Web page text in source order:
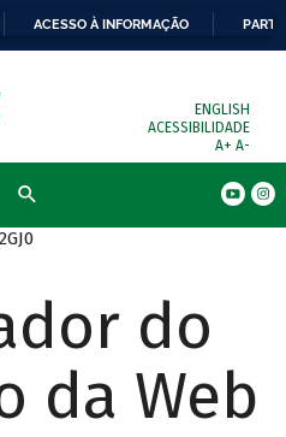
ACESSO À INFORMAÇÃO
ENGLISH
ACESSIBILIDADE
A+ A-
do
da Web